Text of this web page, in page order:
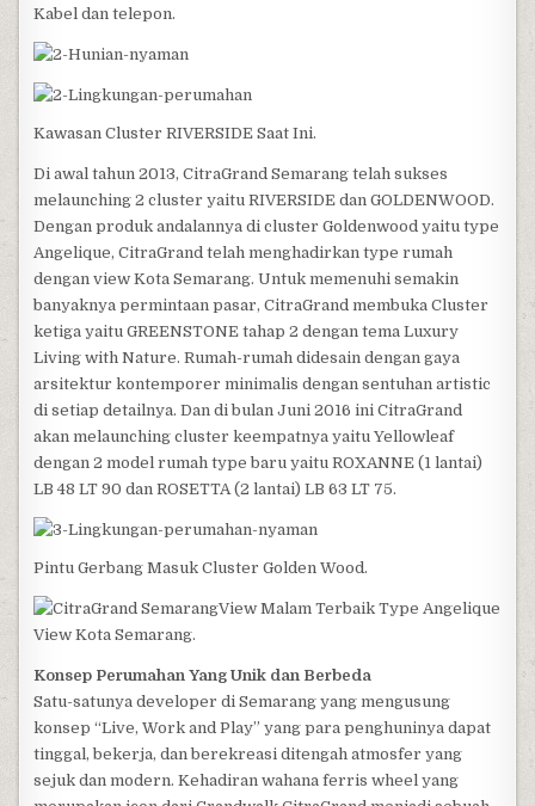
Kabel dan telepon.
Kawasan Cluster RIVERSIDE Saat Ini.
Di awal tahun 2013, CitraGrand Semarang telah sukses
melaunching 2 cluster yaitu RIVERSIDE dan GOLDENWOOD.
Dengan produk andalannya di cluster Goldenwood yaitu type
Angelique, CitraGrand telah menghadirkan type rumah
dengan view Kota Semarang. Untuk memenuhi semakin
banyaknya permintaan pasar, CitraGrand membuka Cluster
ketiga yaitu GREENSTONE tahap 2 dengan tema Luxury
Living with Nature. Rumah-rumah didesain dengan gaya
arsitektur kontemporer minimalis dengan sentuhan artistic
di setiap detailnya. Dan di bulan Juni 2016 ini CitraGrand
akan melaunching cluster keempatnya yaitu Yellowleaf
dengan 2 model rumah type baru yaitu ROXANNE (1 lantai)
LB 48 LT 90 dan ROSETTA (2 lantai) LB 63 LT 75.
Pintu Gerbang Masuk Cluster Golden Wood.
View Malam Terbaik Type Angelique
View Kota Semarang.
Konsep Perumahan Yang Unik dan Berbeda
Satu-satunya developer di Semarang yang mengusung
konsep “Live, Work and Play” yang para penghuninya dapat
tinggal, bekerja, dan berekreasi ditengah atmosfer yang
sejuk dan modern. Kehadiran wahana ferris wheel yang